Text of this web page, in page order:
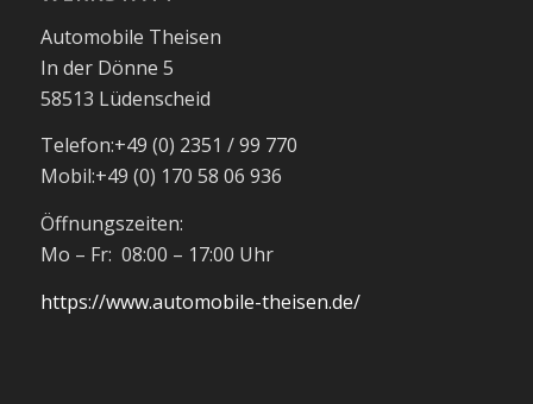
Automobile Theisen
In der Dönne 5
58513 Lüdenscheid
Telefon:+49 (0) 2351 / 99 770
Mobil:+49 (0) 170 58 06 936
Öffnungszeiten:
Mo – Fr: 08:00 – 17:00 Uhr
https://www.automobile-theisen.de/